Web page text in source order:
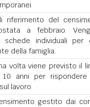
riferimento del
a febbraio.
schede individuali per
della famiglia.
volta viene previsto il
anni per rispondere
lavoro.
gestito dai